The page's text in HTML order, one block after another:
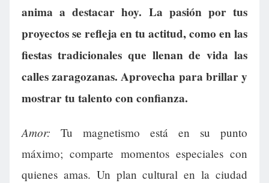
anima a destacar hoy. La pasión por tus
proyectos se refleja en tu actitud, como en las
fiestas tradicionales que llenan de vida las
calles zaragozanas. Aprovecha para brillar y
mostrar tu talento con confianza.
Amor: Tu magnetismo está en su punto
máximo; comparte momentos especiales con
quienes amas. Un plan cultural en la ciudad